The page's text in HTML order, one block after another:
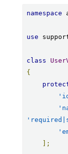
namespace
use
class
{
];